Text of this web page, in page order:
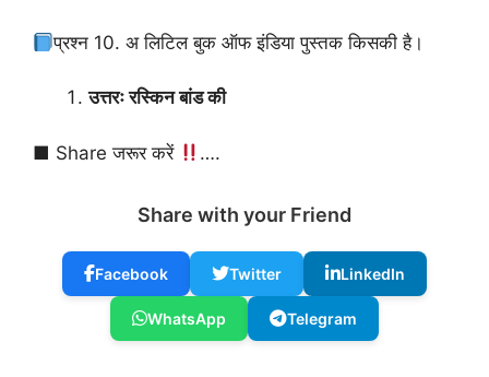
प्रश्न 10. अ लिटिल बुक ऑफ इंडिया पुस्तक किसकी है।
उत्तरः रस्किन बांड की‌
■ Share जरूर करें ….‌‌
Share with your Friend
Facebook Twitter LinkedIn
WhatsApp Telegram